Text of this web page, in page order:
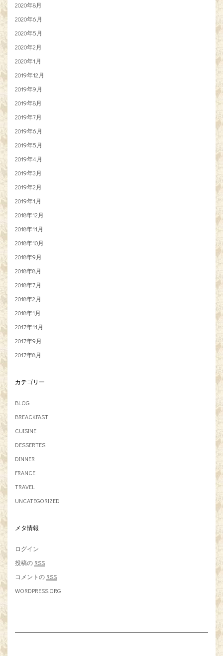
2020年8月
2020年6月
2020年5月
2020年2月
2020年1月
2019年12月
2019年9月
2019年8月
2019年7月
2019年6月
2019年5月
2019年4月
2019年3月
2019年2月
2019年1月
2018年12月
2018年11月
2018年10月
2018年9月
2018年8月
2018年7月
2018年2月
2018年1月
2017年11月
2017年9月
2017年8月
カテゴリー
BLOG
BREACKFAST
CUISINE
DESSERTES
DINNER
FRANCE
TRAVEL
UNCATEGORIZED
メタ情報
ログイン
投稿の RSS
コメントの RSS
WORDPRESS.ORG